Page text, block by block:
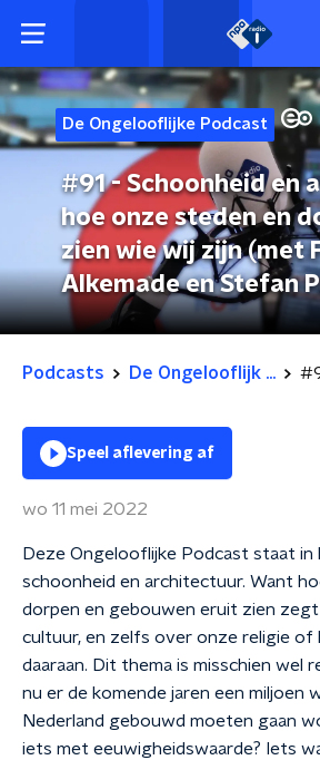
De Ongelooflijke Podcast
#91 - Schoonheid en
hoe onze steden en
zien wie wij zijn (met
Alkemade en Stefan
Podcasts De Ongelooflijk ...
Speel aflevering af
wo 11 mei 2022
Deze Ongelooflijke Podcast staat in
schoonheid en architectuur. Want
dorpen en gebouwen eruit zien
cultuur, en zelfs over onze religie of
daaraan. Dit thema is misschien wel
nu er de komende jaren een miljoen
Nederland gebouwd moeten gaan
iets met eeuwigheidswaarde? Iets